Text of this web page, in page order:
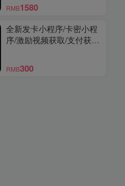
RMB1580
全新发卡小程序/卡密小程
序/激励视频获取/支付获取/
RMB300